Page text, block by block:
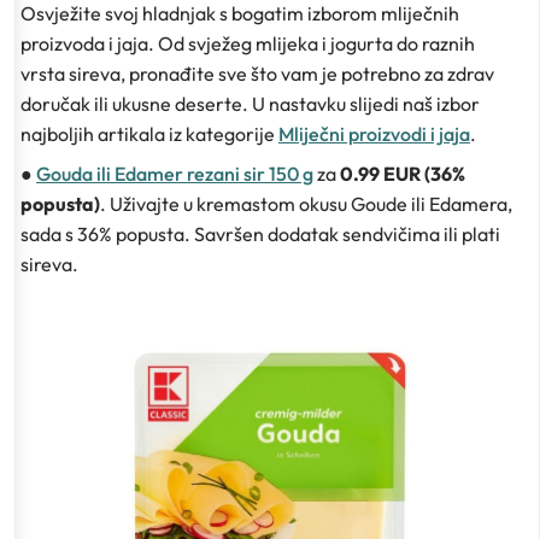
Osvježite svoj hladnjak s bogatim izborom mliječnih
proizvoda i jaja. Od svježeg mlijeka i jogurta do raznih
vrsta sireva, pronađite sve što vam je potrebno za zdrav
doručak ili ukusne deserte. U nastavku slijedi naš izbor
najboljih artikala iz kategorije Mliječni proizvodi i jaja.
● Gouda ili Edamer rezani sir 150 gza0.99 EUR (36%
popusta). Uživajte u kremastom okusu Goude ili Edamera,
sada s 36% popusta. Savršen dodatak sendvičima ili plati
sireva.